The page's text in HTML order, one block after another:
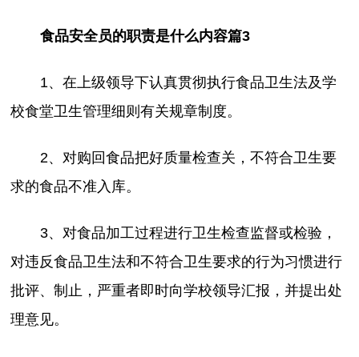
食品安全员的职责是什么内容篇3
1、在上级领导下认真贯彻执行食品卫生法及学
校食堂卫生管理细则有关规章制度。
2、对购回食品把好质量检查关，不符合卫生要
求的食品不准入库。
3、对食品加工过程进行卫生检查监督或检验，
对违反食品卫生法和不符合卫生要求的行为习惯进行
批评、制止，严重者即时向学校领导汇报，并提出处
理意见。